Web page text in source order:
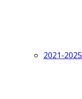
2021-2025